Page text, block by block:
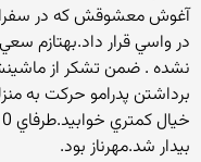
آغوش معشوقش كه در سفراي
در واسي قرار داد.بهتازم
نشده . ضمن تشكر از
برداشتن پدرامو حركت به
بيدار شد.مهرناز بود.